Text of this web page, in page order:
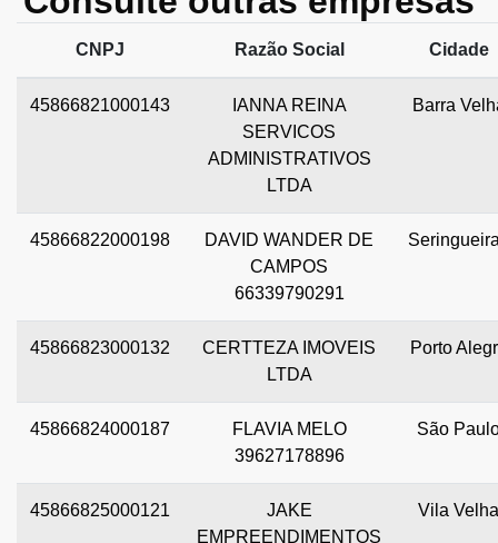
CNPJ Razão Social Cidade
45866821000143
IANNA REINA
SERVICOS
ADMINISTRATIVOS
LTDA
Barra
45866822000198
DAVID WANDER DE
CAMPOS
66339790291
45866823000132
CERTTEZA IMOVEIS
LTDA
Porto
45866824000187
FLAVIA MELO
39627178896
São
45866825000121
JAKE
EMPREENDIMENTOS
Vila Velha